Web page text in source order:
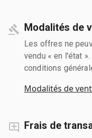
Modalités de
Les offres ne
vendu « en l'état
conditions
Modalités de
Frais de